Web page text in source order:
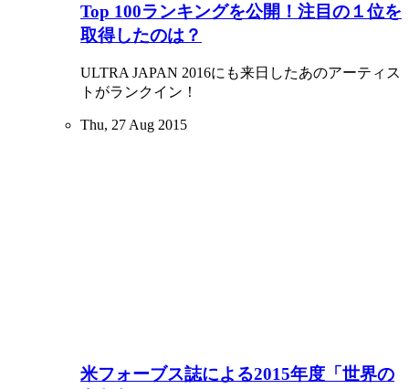
Top 100ランキングを公開！注目の１位を
取得したのは？
ULTRA JAPAN 2016にも来日したあのアーティス
トがランクイン！
Thu, 27 Aug 2015
米フォーブス誌による2015年度「世界の